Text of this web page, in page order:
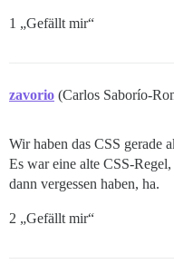
1 „Gefällt mir“
zavorio (Carlos Saborío-
Wir haben das CSS gerade
Es war eine alte CSS-
dann vergessen haben, ha.
2 „Gefällt mir“